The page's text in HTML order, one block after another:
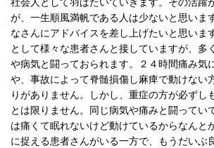
が、一生順風満帆である人は少ないと思いま
なさんにアドバイスを差し上げたいと思いま
として様々な患者さんと接していますが、多
や病気と闘っておられます。２４時間痛み気
や、事故によって脊髄損傷し麻痺で動けない
りがありません。しかし、重症の方が必ずし
とは限りません。同じ病気や痛みと闘ってい
は痛くて眠れないけど動けているからなんと
に捉える患者さんがいる一方で、もうだいぶ